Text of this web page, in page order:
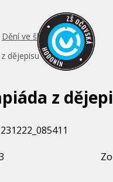
Dění ve škole
dějepisu
z